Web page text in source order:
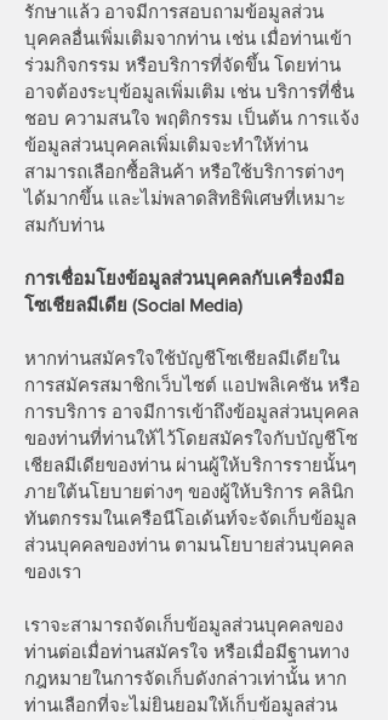
รักษาแล้ว อาจมีการสอบถามข้อมูลส่วน
บุคคลอื่นเพิ่มเติมจากท่าน เช่น เมื่อท่านเข้า
ร่วมกิจกรรม หรือบริการที่จัดขึ้น โดยท่าน
อาจต้องระบุข้อมูลเพิ่มเติม เช่น บริการที่ชื่น
ชอบ ความสนใจ พฤติกรรม เป็นต้น การแจ้ง
ข้อมูลส่วนบุคคลเพิ่มเติมจะทําให้ท่าน
สามารถเลือกซื้อสินค้า หรือใช้บริการต่างๆ
ได้มากขึ้น และไม่พลาดสิทธิพิเศษที่เหมาะ
สมกับท่าน
การเชื่อมโยงข้อมูลส่วนบุคคลกับเครื่องมือ
โซเชียลมีเดีย (Social Media)
หากท่านสมัครใจใช้บัญชีโซเชียลมีเดียใน
การสมัครสมาชิกเว็บไซต์ แอปพลิเคชัน หรือ
การบริการ อาจมีการเข้าถึงข้อมูลส่วนบุคคล
ของท่านที่ท่านให้ไว้โดยสมัครใจกับบัญชีโซ
เชียลมีเดียของท่าน ผ่านผู้ให้บริการรายนั้นๆ
ภายใต้นโยบายต่างๆ ของผู้ให้บริการ คลินิก
ทันตกรรมในเครือนีโอเด้นท์จะจัดเก็บข้อมูล
ส่วนบุคคลของท่าน ตามนโยบายส่วนบุคคล
ของเรา
เราจะสามารถจัดเก็บข้อมูลส่วนบุคคลของ
ท่านต่อเมื่อท่านสมัครใจ หรือเมื่อมีฐานทาง
กฎหมายในการจัดเก็บดังกล่าวเท่านั้น หาก
ท่านเลือกที่จะไม่ยินยอมให้เก็บข้อมูลส่วน